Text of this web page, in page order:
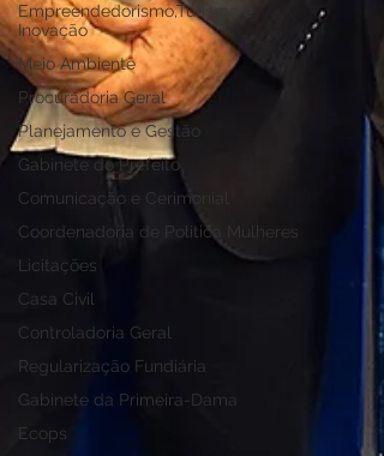
Empreendedorismo,Turismo e
Inovação
Meio Ambiente
Procuradoria Geral
Planejamento e Gestão
Gabinete do Prefeito
Comunicação e Cerimonial
Coordenadoria de Politica Mulheres
Licitações
Casa Civil
Controladoria Geral
Regularização Fundiária
Gabinete da Primeira-Dama
Ecops